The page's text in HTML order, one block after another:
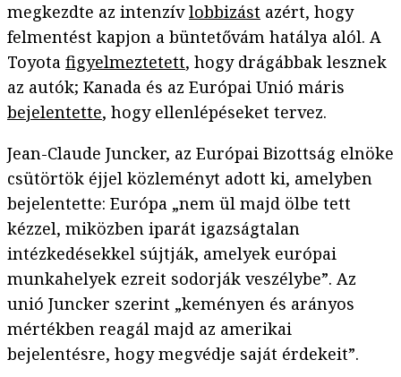
megkezdte az intenzívlobbizást azért, hogy
felmentést kapjon a büntetővám hatálya alól. A
Toyota figyelmeztetett, hogy drágábbak lesznek
az autók; Kanada és az Európai Unió máris
bejelentette, hogy ellenlépéseket tervez.
Jean-Claude Juncker, az Európai Bizottság elnöke
csütörtök éjjel közleményt adott ki, amelyben
bejelentette: Európa „nem ül majd ölbe tett
kézzel, miközben iparát igazságtalan
intézkedésekkel sújtják, amelyek európai
munkahelyek ezreit sodorják veszélybe”. Az
unió Juncker szerint „keményen és arányos
mértékben reagál majd az amerikai
bejelentésre, hogy megvédje saját érdekeit”.